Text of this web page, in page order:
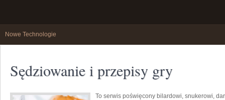
Nowe Technologie
Sędziowanie i przepisy gry
To serwis poświęcony bilardowi, snukerowi,